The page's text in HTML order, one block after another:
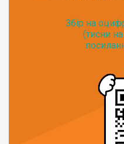
Збір на
(тисни